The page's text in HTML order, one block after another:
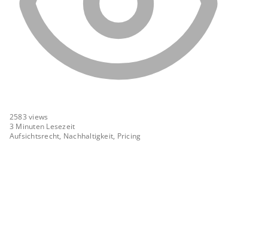
2583 views
3 Minuten Lesezeit
Aufsichtsrecht, Nachhaltigkeit, Pricing